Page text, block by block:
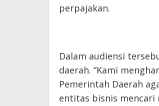
perpajakan.
Dalam audiensi
daerah. “Kami
Pemerintah Daerah
entitas bisnis mencari